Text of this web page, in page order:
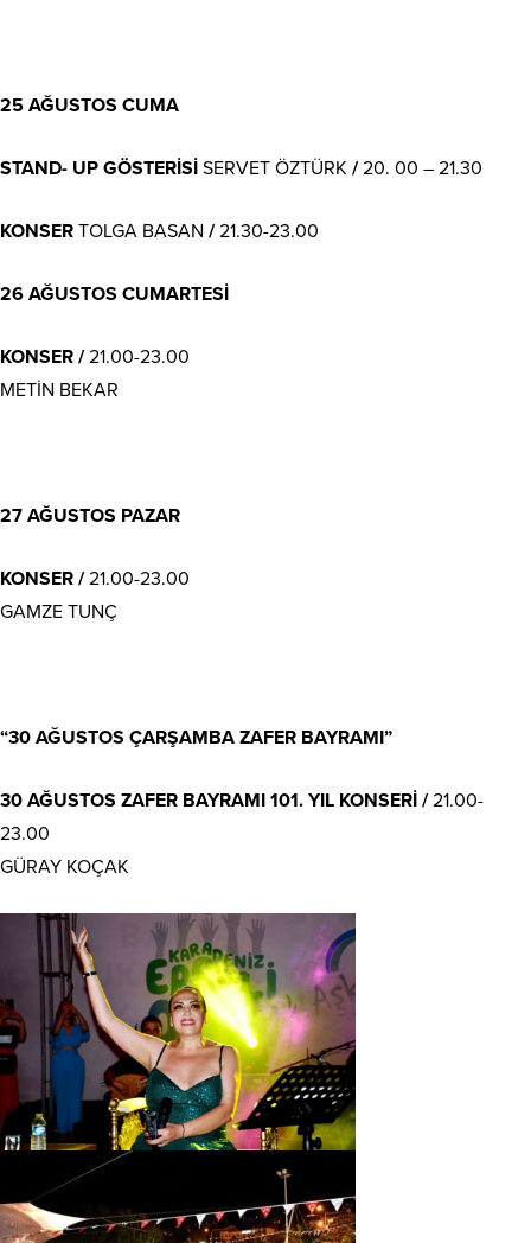
25 AĞUSTOS CUMA
STAND- UP GÖSTERİSİ SERVET ÖZTÜRK /20. 00 – 21.30
KONSER TOLGA BASAN /21.30-23.00
26 AĞUSTOS CUMARTESİ
KONSER /21.00-23.00
METİN BEKAR
27 AĞUSTOS PAZAR
KONSER /21.00-23.00
GAMZE TUNÇ
“30 AĞUSTOS ÇARŞAMBA ZAFER BAYRAMI”
30 AĞUSTOS ZAFER BAYRAMI 101. YIL KONSERİ /21.00-
23.00
GÜRAY KOÇAK